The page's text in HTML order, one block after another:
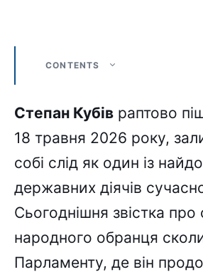
CONTENTS
Степан Кубів раптово
18 травня 2026 року,
собі слід як один із
державних діячів
Сьогоднішня звістка про
народного обранця
Парламенту, де він